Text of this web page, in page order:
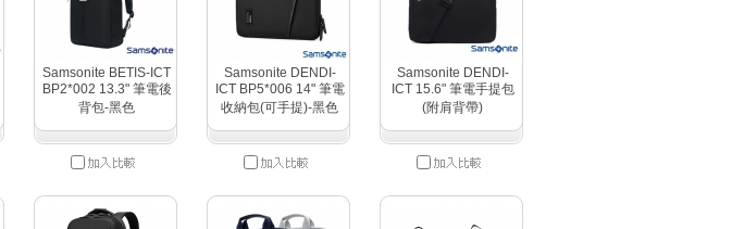
Samsonite BETIS-ICT
BP2*002 13.3" 筆電後
背包-黑色
Samsonite DENDI-
ICT BP5*006 14" 筆電
收納包(可手提)-黑色
Samsonite DENDI-
ICT 15.6" 筆電手提包
(附肩背帶)